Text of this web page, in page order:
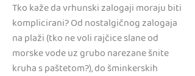
Tko kaže da vrhunski zalogaji moraju biti
komplicirani? Od nostalgičnog zalogaja
na plaži (tko ne voli rajčice slane od
morske vode uz grubo narezane šnite
kruha s paštetom?), do šminkerskih